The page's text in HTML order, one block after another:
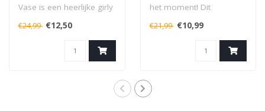
Vase is een heerlijke girly
vaas in de vorm van een
roze st..
€24,99 €12,50
het moment! Dit
prachtige keramieken
peper- en zouts..
€21,99 €10,99